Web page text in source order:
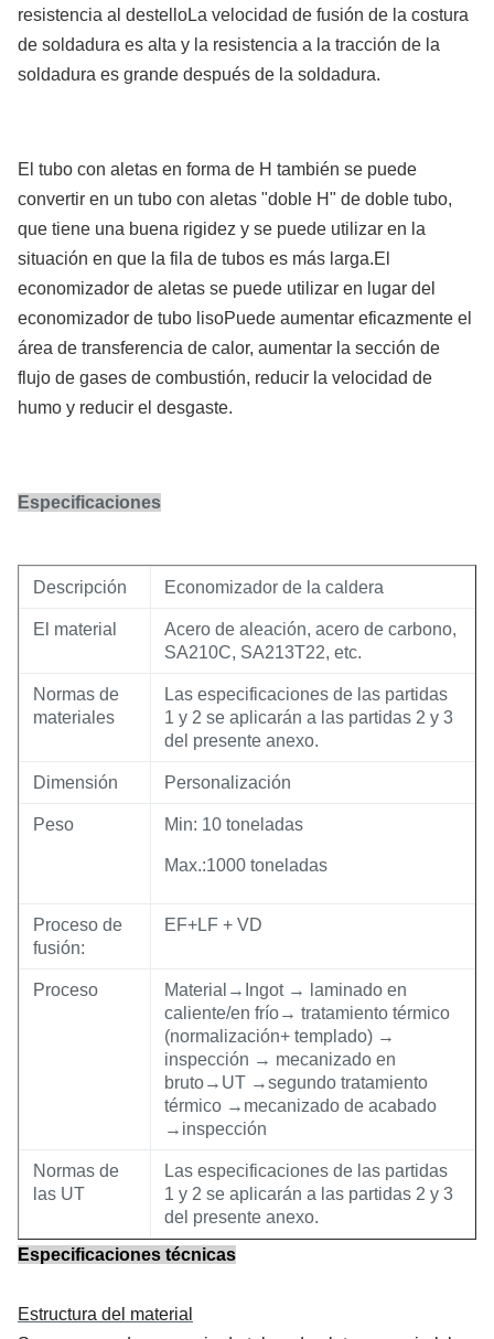
resistencia al destelloLa velocidad de fusión de la costura
de soldadura es alta y la resistencia a la tracción de la
soldadura es grande después de la soldadura.
El tubo con aletas en forma de H también se puede
convertir en un tubo con aletas "doble H" de doble tubo,
que tiene una buena rigidez y se puede utilizar en la
situación en que la fila de tubos es más larga.El
economizador de aletas se puede utilizar en lugar del
economizador de tubo lisoPuede aumentar eficazmente el
área de transferencia de calor, aumentar la sección de
flujo de gases de combustión, reducir la velocidad de
humo y reducir el desgaste.
Especificaciones
Descripción Economizador de la caldera
El material
Acero de aleación, acero de carbono,
SA210C, SA213T22, etc.
Normas de
materiales
Las especificaciones de las partidas
1 y 2 se aplicarán a las partidas 2 y 3
del presente anexo.
Dimensión Personalización
Peso Min: 10 toneladas
Max.:1000 toneladas
Proceso de
fusión:
EF+LF + VD
Proceso
Material→Ingot → laminado en
caliente/en frío→ tratamiento térmico
(normalización+ templado) →
inspección → mecanizado en
bruto→UT →segundo tratamiento
térmico →mecanizado de acabado
→inspección
Normas de
las UT
Las especificaciones de las partidas
1 y 2 se aplicarán a las partidas 2 y 3
del presente anexo.
Especificaciones técnicas
Estructura del material